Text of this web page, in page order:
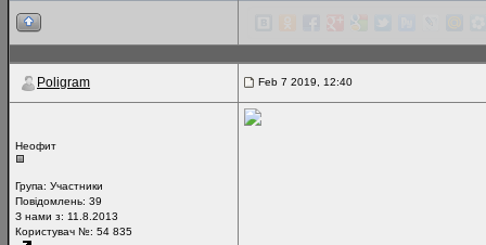
Poligram Feb 7 2019, 12:40
Неофит
Група: Участники
Повідомлень: 39
З нами з: 11.8.2013
Користувач №: 54 835